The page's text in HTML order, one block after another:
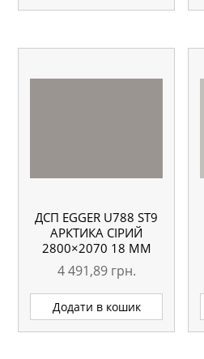
ДСП EGGER U788 ST9
АРКТИКА СІРИЙ
2800×2070 18 ММ
4 491,89 грн.
Додати в кошик